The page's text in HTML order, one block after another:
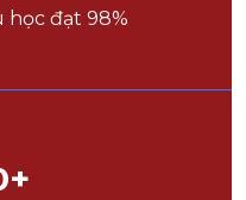
học đạt 98%
+